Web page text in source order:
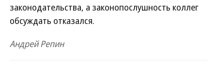
законодательства, а законопослушность коллег
обсуждать отказался.
Андрей Репин